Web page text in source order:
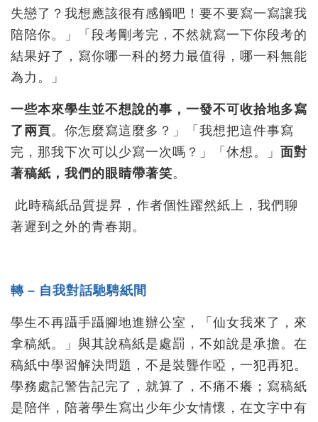
失戀了？我想應該很有感觸吧！要不要寫一寫讓我
陪陪你。」「段考剛考完，不然就寫一下你段考的
結果好了，寫你哪一科的努力最值得，哪一科無能
為力。」
一些本來學生並不想說的事，一發不可收拾地多寫
了兩頁。你怎麼寫這麼多？」「我想把這件事寫
完，那我下次可以少寫一次嗎？」「休想。」 面對
著稿紙，我們的眼睛帶著笑。
此時稿紙品質提昇，作者個性躍然紙上，我們聊
著遲到之外的青春期。
轉 – 自我對話馳騁紙間
學生不再躡手躡腳地進辦公室，「仙女我來了，來
拿稿紙。」與其說稿紙是處罰，不如說是承擔。在
稿紙中學習解決問題，不是裝聾作啞，一犯再犯。
學務處記警告記完了，就算了，不痛不癢；寫稿紙
是陪伴，陪著學生寫出少年少女情懷，在文字中有